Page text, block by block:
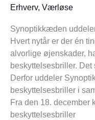
Erhverv, Værløse
Synoptikkæden
Hvert nytår er der én
alvorlige øjenskader,
beskyttelsesbriller.
Derfor uddeler
beskyttelsesbriller i
Fra den 18. december
beskyttelsesbriller